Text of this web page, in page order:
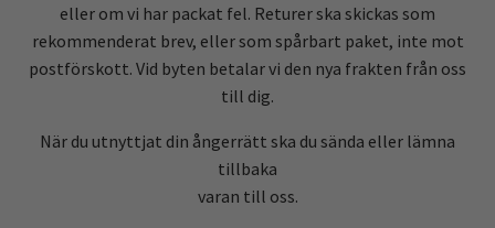
eller om vi har packat fel. Returer ska skickas som
rekommenderat brev, eller som spårbart paket, inte mot
postförskott. Vid byten betalar vi den nya frakten från oss
till dig.
När du utnyttjat din ångerrätt ska du sända eller lämna
tillbaka
varan till oss.